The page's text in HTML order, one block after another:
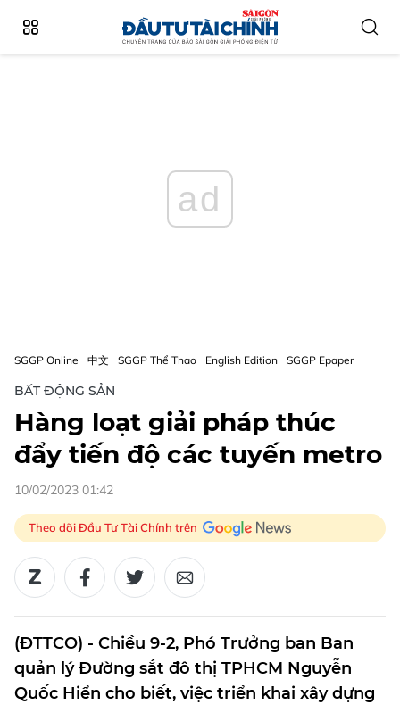
ad
SGGP Online 中文 SGGP Thể Thao English Edition SGGP Epaper
BẤT ĐỘNG SẢN
Hàng loạt giải pháp thúc
đẩy tiến độ các tuyến metro
10/02/2023 01:42
Theo dõi Đầu Tư Tài Chính trên
(ĐTTCO) - Chiều 9-2, Phó Trưởng ban Ban
quản lý Đường sắt đô thị TPHCM Nguyễn
Quốc Hiển cho biết, việc triển khai xây dựng